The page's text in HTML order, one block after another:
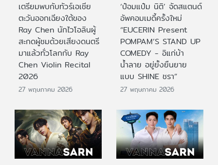
เตรียมพบกับทัวร์เอเชีย
ตะวันออกเฉียงใต้ของ
Ray Chen นักไวโอลินผู้
สะกดผู้ชมด้วยเสียงดนตรี
มาแล้วทั่วโลกกับ Ray
Chen Violin Recital
2026
27 พฤษภาคม 2026
‘ป๋อมแป๋ม นิติ’ จัดสแตนด์
อัพคอมเมดี้ครั้งใหม่
“EUCERIN Present
POMPAM’S STAND UP
COMEDY - อิแก่บ้า
น้ำลาย อยู่ยั้งยืนยาย
แบบ SHINE ชรา”
27 พฤษภาคม 2026